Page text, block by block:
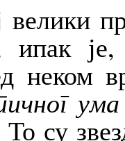
ипак
неком
ума
су